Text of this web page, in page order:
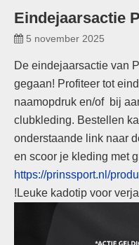
Eindejaarsactie
5 november 2025
De eindejaarsactie van
gegaan! Profiteer tot
naamopdruk en/of bij
clubkleding. Bestellen
onderstaande link naar
en scoor je kleding met
https://prinssport.nl/
!Leuke kadotip voor